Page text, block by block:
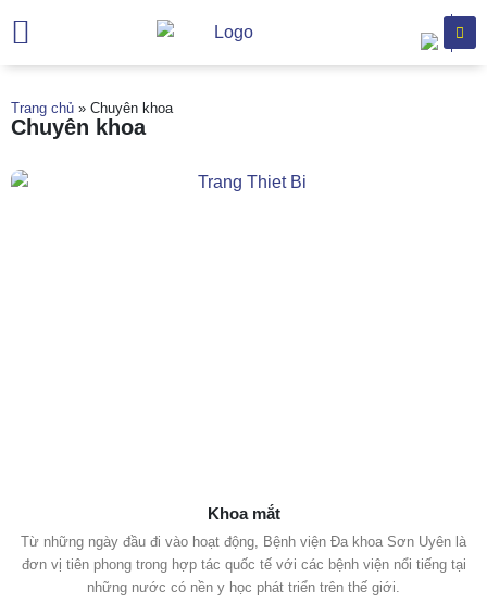
Trang chủ » Chuyên khoa
Chuyên khoa
Khoa mắt
Từ những ngày đầu đi vào hoạt động, Bệnh viện Đa khoa Sơn Uyên là
đơn vị tiên phong trong hợp tác quốc tế với các bệnh viện nổi tiếng tại
những nước có nền y học phát triển trên thế giới.